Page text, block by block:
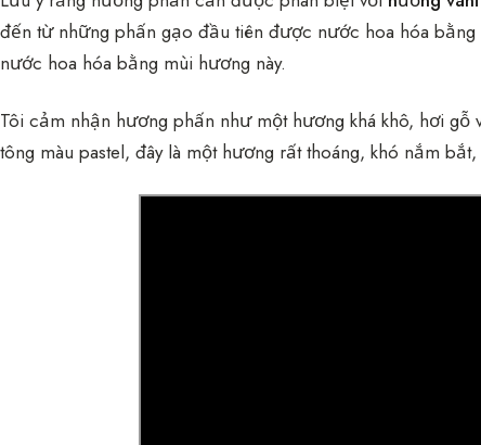
đến từ những phấn gạo đầu tiên được nước hoa hóa
nước hoa hóa bằng mùi hương này.
Tôi cảm nhận hương phấn như một hương khá khô, hơi gỗ
tông màu pastel, đây là một hương rất thoáng, khó nắm bắt,